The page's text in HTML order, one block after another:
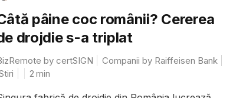
pâine coc românii? Cererea
drojdie s-a triplat
by certSIGN
Companii by Raiffeisen Bank
2 min